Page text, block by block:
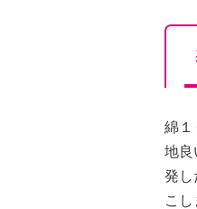
綿１
地良
発し
こし